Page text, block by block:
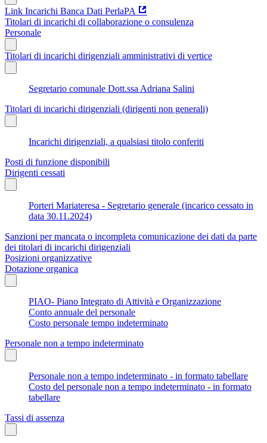
Link Incarichi Banca Dati PerlaPA
Titolari di incarichi di collaborazione o consulenza
Personale
Titolari di incarichi dirigenziali amministrativi di vertice
Segretario comunale Dott.ssa Adriana Salini
Titolari di incarichi dirigenziali (dirigenti non generali)
Incarichi dirigenziali, a qualsiasi titolo conferiti
Posti di funzione disponibili
Dirigenti cessati
Porteri Mariateresa - Segretario generale (incarico cessato in
data 30.11.2024)
Sanzioni per mancata o incompleta comunicazione dei dati da parte
dei titolari di incarichi dirigenziali
Posizioni organizzative
Dotazione organica
PIAO- Piano Integrato di Attività e Organizzazione
Conto annuale del personale
Costo personale tempo indeterminato
Personale non a tempo indeterminato
Personale non a tempo indeterminato - in formato tabellare
Costo del personale non a tempo indeterminato - in formato
tabellare
Tassi di assenza